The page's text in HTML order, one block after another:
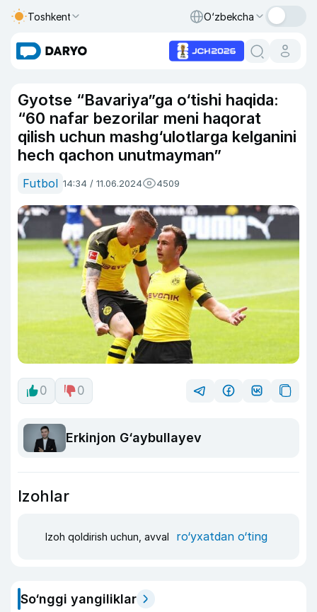
Toshkent O‘zbekcha
Gyotse “Bavariya”ga o‘tishi haqida:
“60 nafar bezorilar meni haqorat
qilish uchun mashg‘ulotlarga kelganini
hech qachon unutmayman”
Futbol 14:34 / 11.06.2024 4509
0 0
Erkinjon G‘aybullayev
Izohlar
Izoh qoldirish uchun, avval ro‘yxatdan o‘ting
So‘nggi yangiliklar